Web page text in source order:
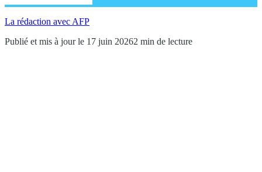
La rédaction avec AFP
Publié et mis à jour le 17 juin 20262 min de lecture